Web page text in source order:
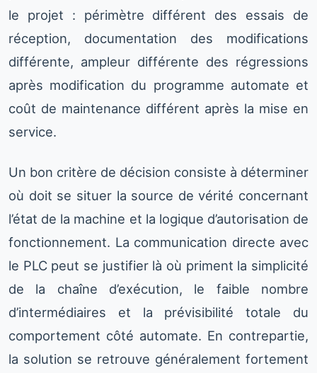
le projet : périmètre différent des essais de
réception, documentation des modifications
différente, ampleur différente des régressions
après modification du programme automate et
coût de maintenance différent après la mise en
service.
Un bon critère de décision consiste à déterminer
où doit se situer la source de vérité concernant
l’état de la machine et la logique d’autorisation de
fonctionnement. La communication directe avec
le PLC peut se justifier là où priment la simplicité
de la chaîne d’exécution, le faible nombre
d’intermédiaires et la prévisibilité totale du
comportement côté automate. En contrepartie,
la solution se retrouve généralement fortement